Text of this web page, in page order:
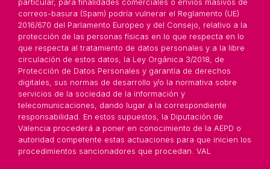
particular, para finalidades comerciales o envíos masivos de
correos-basura (Spam) podría vulnerar el Reglamento (UE)
2016/670 del Parlamento Europeo y del Consejo, relativo a la
protección de las personas físicas en lo que respecta en lo
que respecta al tratamiento de datos personales y a la libre
circulación de estos datos, la Ley Orgánica 3/2018, de
Protección de Datos Personales y garantía de derechos
digitales, sus normas de desarrollo y/o la normativa sobre
servicios de la sociedad de la información y
telecomunicaciones, dando lugar a la correspondiente
responsabilidad. En estos supuestos, la Diputación de
Valencia procederá a poner en conocimiento de la AEPD o
autoridad competente estas actuaciones para que inicien los
procedimientos sancionadores que procedan. VAL